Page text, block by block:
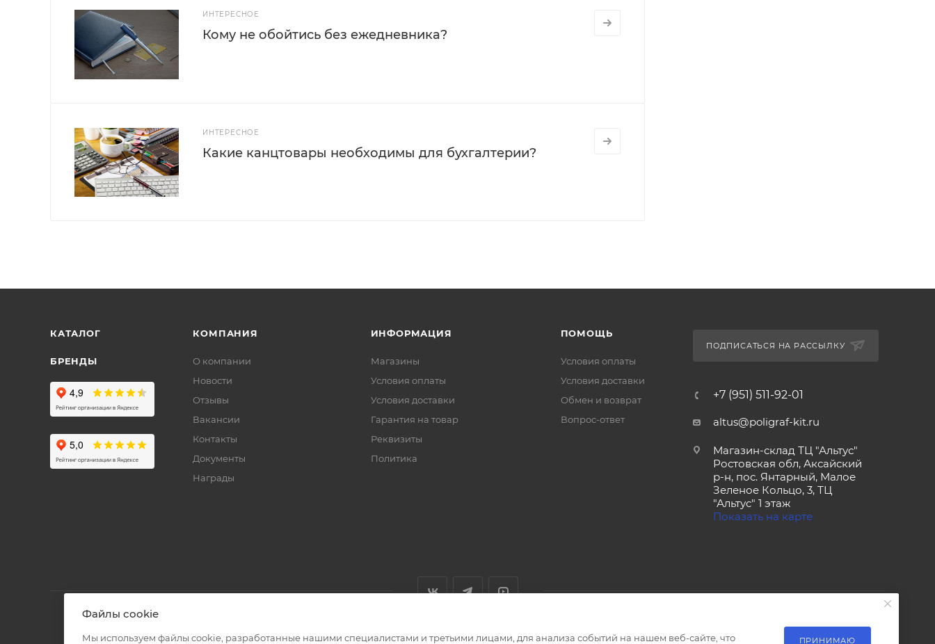
ИНТЕРЕСНОЕ
Кому не обойтись без ежедневника?
ИНТЕРЕСНОЕ
Какие канцтовары необходимы для бухгалтерии?
КАТАЛОГ
БРЕНДЫ
КОМПАНИЯ
О компании
Новости
Отзывы
Вакансии
Контакты
Документы
Награды
ИНФОРМАЦИЯ
Магазины
Условия оплаты
Условия доставки
Гарантия на товар
Реквизиты
Политика
ПОМОЩЬ
Условия оплаты
Условия доставки
Обмен и возврат
Вопрос-ответ
ПОДПИСАТЬСЯ НА РАССЫЛКУ
+7 (951) 511-92-01
altus@poligraf-kit.ru
Магазин-склад ТЦ "Альтус"
Ростовская обл, Аксайский
р-н, пос. Янтарный, Малое
Зеленое Кольцо, 3, ТЦ
"Альтус" 1 этаж
Показать на карте
Файлы cookie
Мы используем файлы cookie, разработанные нашими специалистами и третьими лицами, для анализа событий на нашем веб-сайте, что ПРИНИМАЮ